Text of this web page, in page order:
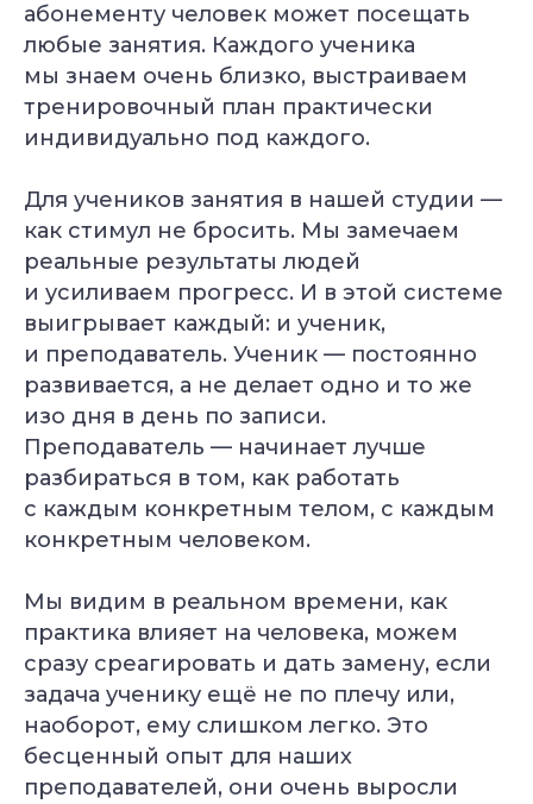
абонементу человек может посещать
любые занятия. Каждого ученика
мы знаем очень близко, выстраиваем
тренировочный план практически
индивидуально под каждого.
Для учеников занятия в нашей студии —
как стимул не бросить. Мы замечаем
реальные результаты людей
и усиливаем прогресс. И в этой системе
выигрывает каждый: и ученик,
и преподаватель. Ученик — постоянно
развивается, а не делает одно и то же
изо дня в день по записи.
Преподаватель — начинает лучше
разбираться в том, как работать
с каждым конкретным телом, с каждым
конкретным человеком.
Мы видим в реальном времени, как
практика влияет на человека, можем
сразу среагировать и дать замену, если
задача ученику ещё не по плечу или,
наоборот, ему слишком легко. Это
бесценный опыт для наших
преподавателей, они очень выросли